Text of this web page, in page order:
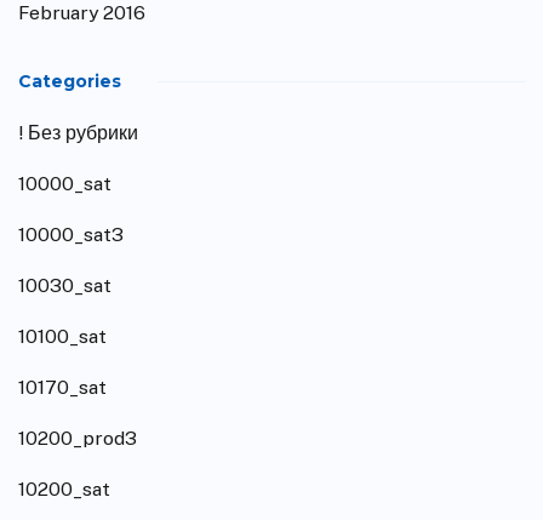
February 2016
Categories
! Без рубрики
10000_sat
10000_sat3
10030_sat
10100_sat
10170_sat
10200_prod3
10200_sat